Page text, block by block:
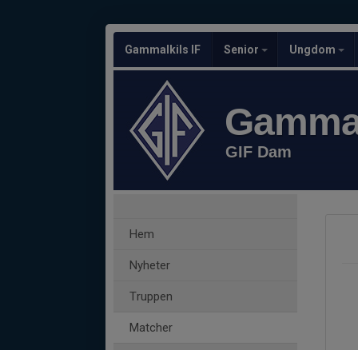
Gammalkils IF Senior Ungdom
GIF Dam
Hem
Nyheter
Truppen
Matcher